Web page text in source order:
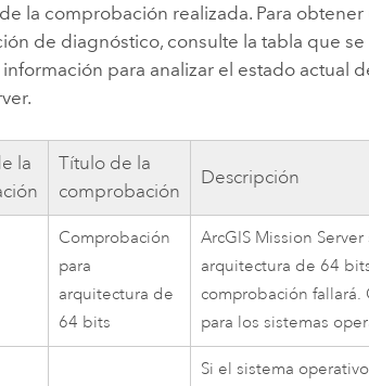
la comprobación realizada. Para
de diagnóstico, consulte la tabla que
información para analizar el estado actual
.
la
Título de la
comprobación
Descripción
Comprobación
para
arquitectura de
64 bits
ArcGIS Mission Server
arquitectura de 64
comprobación
para los sistemas
Si el sistema